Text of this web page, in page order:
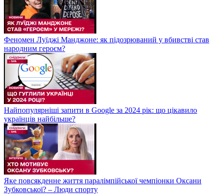
Феномен Луїджі Манджоне: як підозрюваний у вбивстві став
народним героєм?
Найпопулярніші запити в Google за 2024 рік: що цікавило
українців найбільше?
Яке повсякденне життя паралімпійської чемпіонки Оксани
Зубковської? – Люди спорту